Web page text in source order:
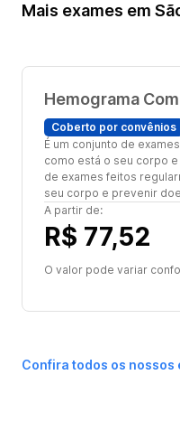
Mais exames em
Hemograma
Coberto por convênios
É um conjunto de
como está o seu corpo
de exames feitos
seu corpo e prevenir
A partir de:
R$ 77,52
O valor pode variar
Confira todos os nossos